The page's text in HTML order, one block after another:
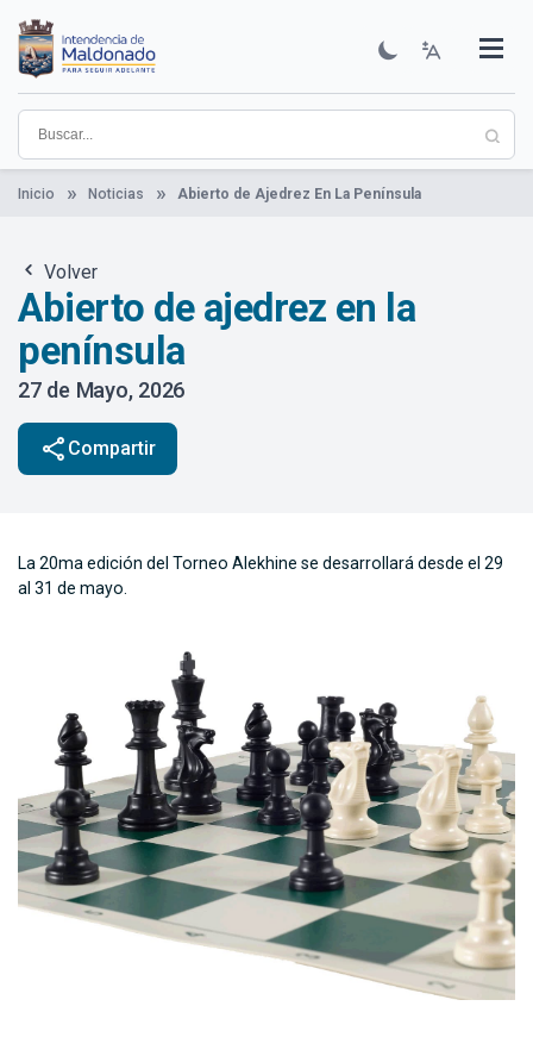
contenido
principal
Institucional
Municipios
Descubre Maldonado
Comunicación
Servicios
Guía De Trámites
Ver Noticias
Inicio Noticias Abierto de Ajedrez En La Península
Volver
Abierto de ajedrez en la
península
27 de Mayo, 2026
share Compartir
La 20ma edición del Torneo Alekhine se desarrollará desde el 29
al 31 de mayo.